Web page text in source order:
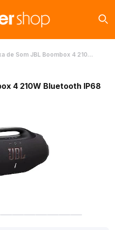
de Som JBL Boombox 4 210…
4 210W Bluetooth IP68